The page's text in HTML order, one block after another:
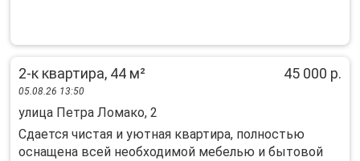
2-к квартира, 44 м² 45 000 р.
05.08.26 13:50
улица Петра Ломако, 2
Сдается чистая и уютная квартира, полностью
оснащена всей необходимой мебелью и бытовой